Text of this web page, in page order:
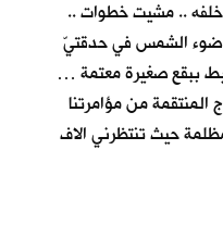
.. مشيت خطوات ..
ضوء الشمس في حدقتيّ
ببقع صغيرة معتمة …
من مؤامرتنا
حيث تنتظرني الاف